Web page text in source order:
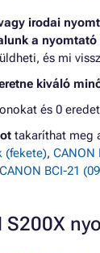
irodai
a nyomtató
és mi
kiváló
és 0
takaríthat meg
(fekete), CANON
BCI-21
S200X